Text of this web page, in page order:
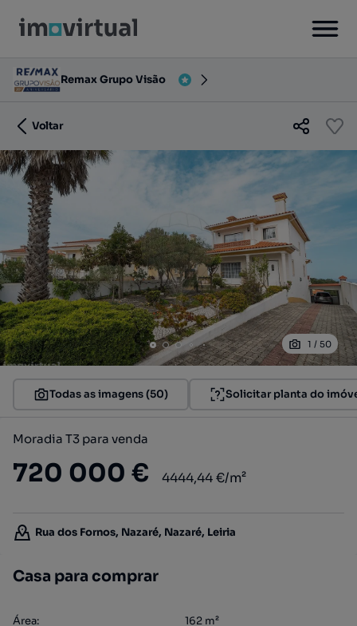
Remax Grupo Visão
Voltar
1 / 50
Todas as imagens (50) Solicitar planta do
Moradia T3 para venda
720 000 € 4444,44 €/m²
Rua dos Fornos, Nazaré, Nazaré, Leiria
Casa para comprar
Área: 162 m²